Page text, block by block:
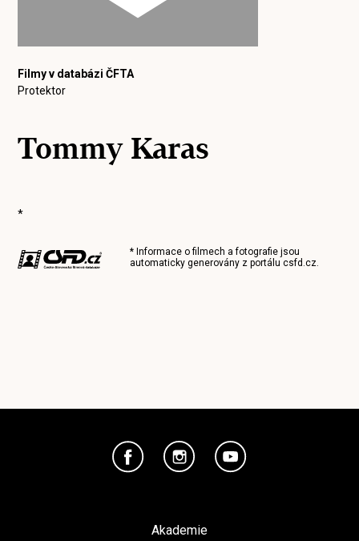
Filmy v databázi ČFTA
Protektor
Tommy Karas
*
* Informace o filmech a fotografie jsou
automaticky generovány z portálucsfd.cz.
Akademie